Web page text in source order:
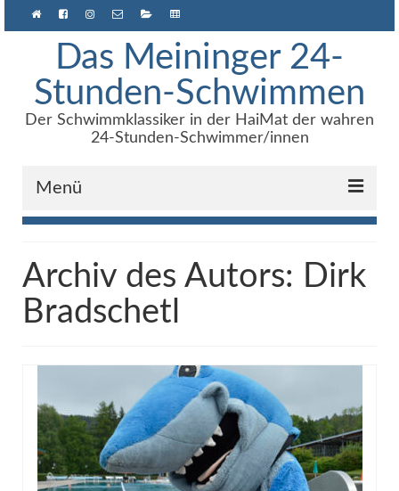
Das Meininger 24-
Stunden-Schwimmen
Der Schwimmklassiker in der HaiMat der wahren
24-Stunden-Schwimmer/innen
Menü
Über uns
Archiv
Links
Kontakt
Archiv des Autors: Dirk
Bradschetl